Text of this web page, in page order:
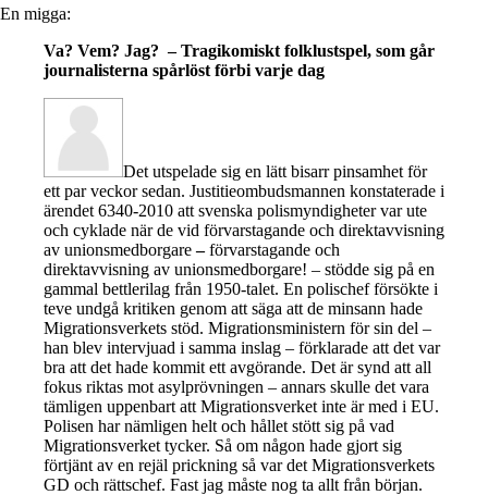
En migga:
Va? Vem? Jag? – Tragikomiskt folklustspel, som går
journalisterna spårlöst förbi varje dag
Det utspelade sig en lätt bisarr pinsamhet för
ett par veckor sedan. Justitieombudsmannen konstaterade i
ärendet 6340-2010 att svenska polismyndigheter var ute
och cyklade när de vid förvarstagande och direktavvisning
av unionsmedborgare–förvarstagande och
direktavvisning av unionsmedborgare! – stödde sig på en
gammal bettlerilag från 1950-talet. En polischef försökte i
teve undgå kritiken genom att säga att de minsann hade
Migrationsverkets stöd. Migrationsministern för sin del –
han blev intervjuad i samma inslag – förklarade att det var
bra att det hade kommit ett avgörande. Det är synd att all
fokus riktas mot asylprövningen – annars skulle det vara
tämligen uppenbart att Migrationsverket inte är med i EU.
Polisen har nämligen helt och hållet stött sig på vad
Migrationsverket tycker. Så om någon hade gjort sig
förtjänt av en rejäl prickning så var det Migrationsverkets
GD och rättschef. Fast jag måste nog ta allt från början.